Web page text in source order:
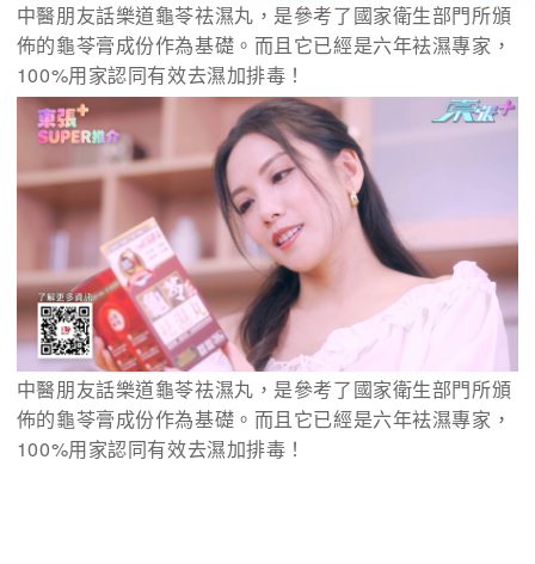
中醫朋友話樂道龜苓祛濕丸，是參考了國家衛生部門所頒
佈的龜苓膏成份作為基礎。而且它已經是六年袪濕專家，
100%用家認同有效去濕加排毒！
中醫朋友話樂道龜苓祛濕丸，是參考了國家衛生部門所頒
佈的龜苓膏成份作為基礎。而且它已經是六年袪濕專家，
100%用家認同有效去濕加排毒！